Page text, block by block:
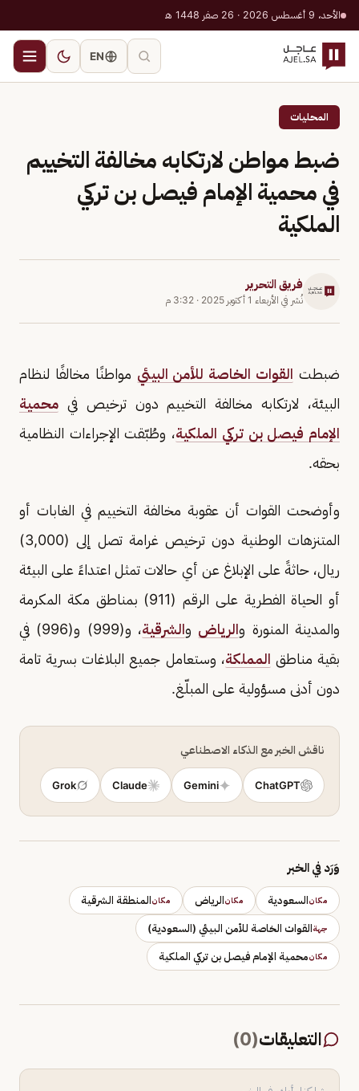
الأحد، 9 أغسطس 2026 · 26 صفر 1448 هـ
EN
المحليات
ضبط مواطن لارتكابه مخالفة التخييم
في محمية الإمام فيصل بن تركي
الملكية
فريق التحرير
نُشر في الأربعاء 1 أكتوبر 2025 · 3:32 م
ضبطت القوات الخاصة للأمن البيئي مواطنًا مخالفًا لنظام
البيئة، لارتكابه مخالفة التخييم دون ترخيص في محمية
الإمام فيصل بن تركي الملكية، وطُبّقت الإجراءات النظامية
بحقه.
وأوضحت القوات أن عقوبة مخالفة التخييم في الغابات أو
المتنزهات الوطنية دون ترخيص غرامة تصل إلى (3,000)
ريال، حاثةً على الإبلاغ عن أي حالات تمثل اعتداءً على البيئة
أو الحياة الفطرية على الرقم (911) بمناطق مكة المكرمة
والمدينة المنورة والرياض والشرقية
، و(999) و(996) في
بقية مناطق المملكة، وستعامل جميع البلاغات بسرية تامة
دون أدنى مسؤولية على المبلّغ.
ناقش الخبر مع الذكاء الاصطناعي
ChatGPT
Gemini
Claude
Grok
وَرَد في الخبر
مكانالسعودية مكانالرياض مكانالمنطقة الشرقية
جهةالقوات الخاصة للأمن البيئي (السعودية)
مكانمحمية الإمام فيصل بن تركي الملكية
التعليقات(
0
)